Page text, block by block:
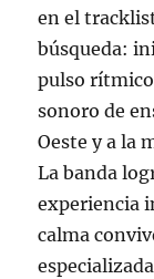
en el
búsqueda:
pulso
sonoro de
Oeste y a la
La banda
experiencia
calma